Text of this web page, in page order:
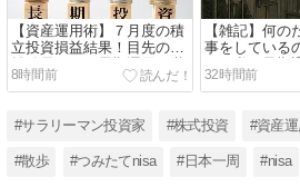
【資産運用術】７月度の積
立投資損益結果！目先の損
益結果より、長期運用を継
続してことが大切！
8時間前
【雑記】何の
事をしている
て、私は早期
至る！
32時間前
#サラリーマン投資家 #株式投資 #資産運
#散歩 #つみたてnisa #日本一周 #nisa